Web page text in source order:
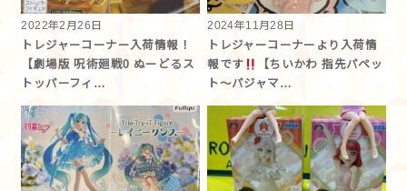
2022年2月26日
トレジャーコーナー入荷情報！
【劇場版 呪術廻戦0 ぬーどるス
トッパーフィ…
2024年11月28日
トレジャーコーナーより入荷情
報です
【ちいかわ 指先パペッ
ト〜パジャマ…